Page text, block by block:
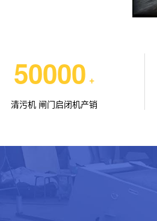
50000 +
清污机 闸门启闭机产销